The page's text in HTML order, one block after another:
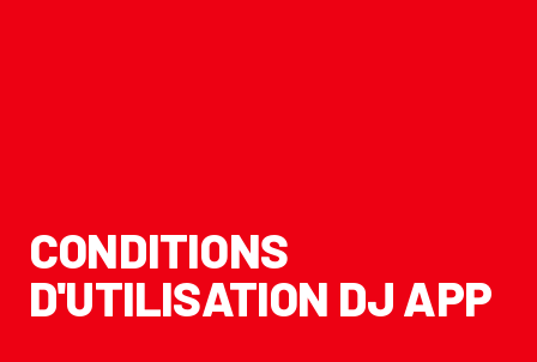
CONDITIONS
D'UTILISATION DJ APP